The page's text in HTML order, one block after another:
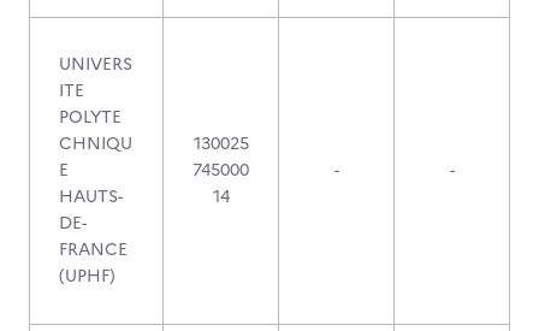
UNIVERS
ITE
POLYTE
CHNIQU
E
HAUTS-
DE-
FRANCE
(UPHF)
130025
745000
14
- -